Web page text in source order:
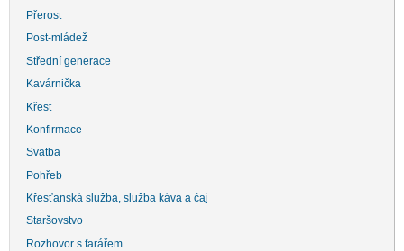
Přerost
Post-mládež
Střední generace
Kavárnička
Křest
Konfirmace
Svatba
Pohřeb
Křesťanská služba, služba káva a čaj
Staršovstvo
Rozhovor s farářem